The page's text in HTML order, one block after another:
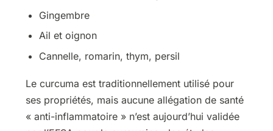
Gingembre
Ail et oignon
Cannelle, romarin, thym, persil
Le curcuma est traditionnellement utilisé pour
ses propriétés, mais aucune allégation de santé
« anti-inflammatoire » n’est aujourd’hui validée